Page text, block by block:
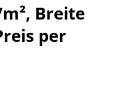
Breite
per